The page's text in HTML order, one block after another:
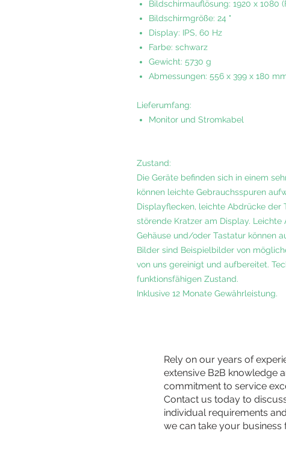
Bildschirmauflösung: 1920 x 1080
Bildschirmgröße: 24 "
Display: IPS, 60 Hz
Farbe: schwarz
Gewicht: 5730 g
Abmessungen: 556 x 399 x 180
Lieferumfang:
Monitor und Stromkabel
Zustand:
Die Geräte befinden sich in einem
können leichte Gebrauchsspuren
Displayflecken, leichte Abdrücke der
störende Kratzer am Display. Leichte
Gehäuse und/oder Tastatur können
Bilder sind Beispielbilder von
von uns gereinigt und aufbereitet.
funktionsfähigen Zustand.
Inklusive 12 Monate Gewährleistung.
Rely on our years of
extensive B2B knowledge
commitment to service
Contact us today to
individual requirements
we can take your business